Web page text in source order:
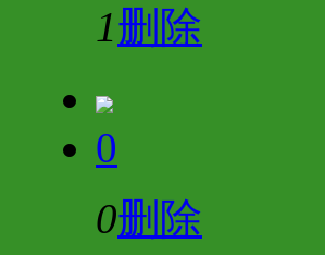
1删除
0
0删除